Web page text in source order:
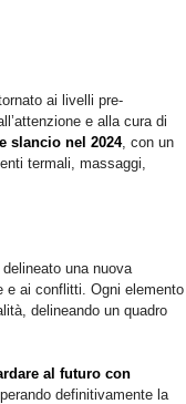
ai livelli pre-
e alla cura di
slancio nel 2024, con un
termali, massaggi,
una nuova
e ai conflitti. Ogni elemento
delineando un quadro
al futuro con
definitivamente la